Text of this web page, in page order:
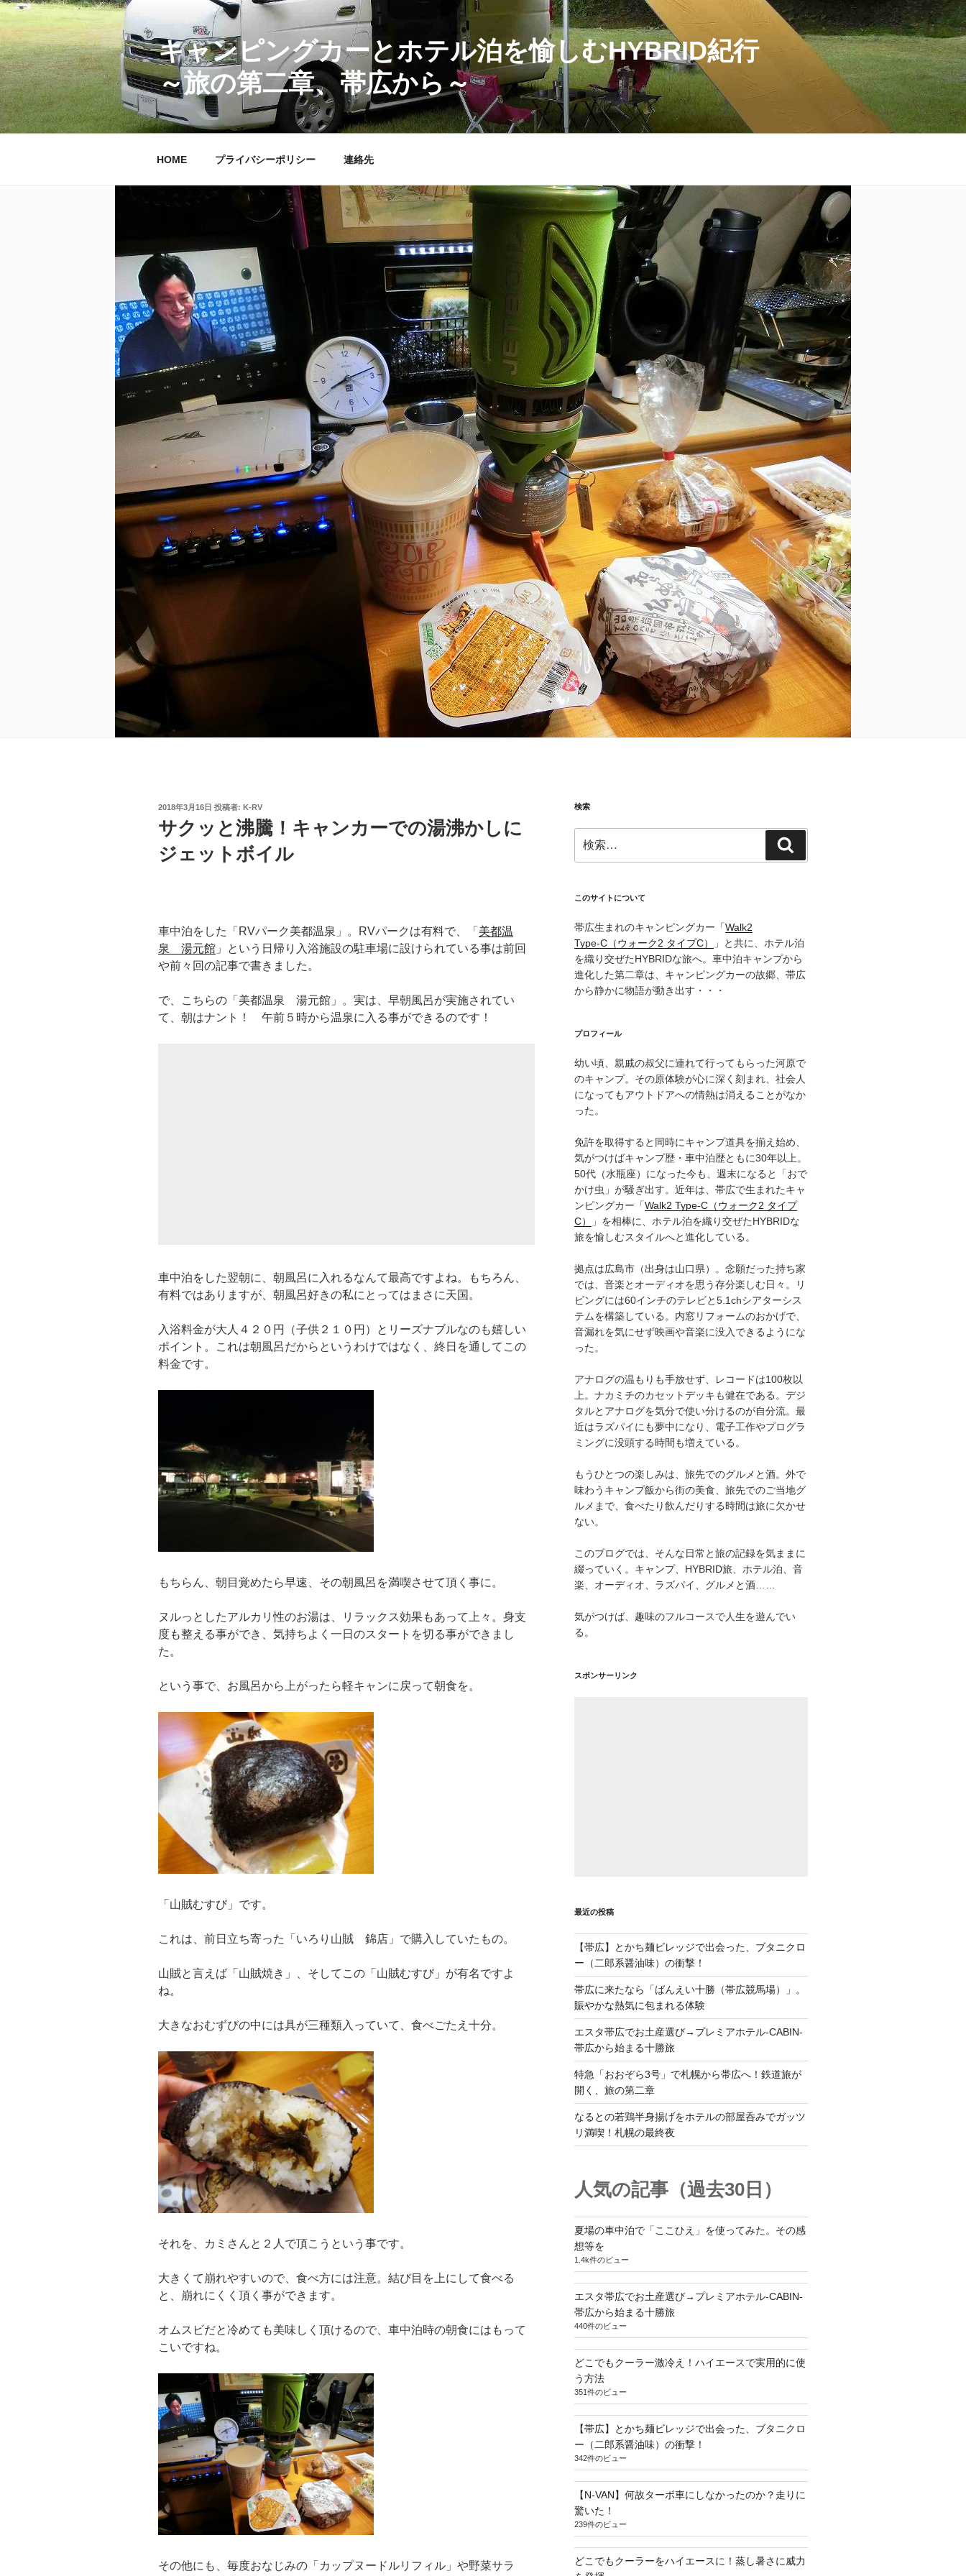
コ
テ
ン
ツ
へ
ス
キ
キャンピングカーとホテル泊を愉しむHYBRID紀行
～旅の第二章、帯広から～
HOME プライバシーポリシー 連絡先
投
日:
2018年3月16日 投稿者: K-RV
サクッと沸騰！キャンカーでの湯沸かしに
ジェットボイル
車中泊をした「RVパーク美都温泉」。RVパークは有料で、「 美都温
泉 湯元館 」という日帰り入浴施設の駐車場に設けられている事は前回
や前々回の記事で書きました。
で、こちらの「美都温泉 湯元館」。実は、早朝風呂が実施されてい
て、朝はナント！ 午前５時から温泉に入る事ができるのです！
車中泊をした翌朝に、朝風呂に入れるなんて最高ですよね。もちろん、
有料ではありますが、朝風呂好きの私にとってはまさに天国。
入浴料金が大人４２０円（子供２１０円）とリーズナブルなのも嬉しい
ポイント。これは朝風呂だからというわけではなく、終日を通してこの
料金です。
もちらん、朝目覚めたら早速、その朝風呂を満喫させて頂く事に。
ヌルっとしたアルカリ性のお湯は、リラックス効果もあって上々。身支
度も整える事ができ、気持ちよく一日のスタートを切る事ができまし
た。
という事で、お風呂から上がったら軽キャンに戻って朝食を。
「山賊むすび」です。
これは、前日立ち寄った「いろり山賊 錦店」で購入していたもの。
山賊と言えば「山賊焼き」、そしてこの「山賊むすび」が有名ですよ
ね。
大きなおむずびの中には具が三種類入っていて、食べごたえ十分。
それを、カミさんと２人で頂こうという事です。
大きくて崩れやすいので、食べ方には注意。結び目を上にして食べる
と、崩れにくく頂く事ができます。
オムスビだと冷めても美味しく頂けるので、車中泊時の朝食にはもって
こいですね。
その他にも、毎度おなじみの「カップヌードルリフィル」や野菜サラ
検索
索:
索
このサイトについて
帯広生まれのキャンピングカー「Walk2
Type‑C（ウォーク2 タイプC）
」と共に、ホテル泊
を織り交ぜたHYBRIDな旅へ。車中泊キャンプから
進化した第二章は、キャンピングカーの故郷、帯広
から静かに物語が動き出す・・・
プロフィール
幼い頃、親戚の叔父に連れて行ってもらった河原で
のキャンプ。その原体験が心に深く刻まれ、社会人
になってもアウトドアへの情熱は消えることがなか
った。
免許を取得すると同時にキャンプ道具を揃え始め、
気がつけばキャンプ歴・車中泊歴ともに30年以上。
50代（水瓶座）になった今も、週末になると「おで
かけ虫」が騒ぎ出す。近年は、帯広で生まれたキャ
ンピングカー「Walk2 Type‑C（ウォーク2 タイプ
C）
」を相棒に、ホテル泊を織り交ぜたHYBRIDな
旅を愉しむスタイルへと進化している。
拠点は広島市（出身は山口県）。念願だった持ち家
では、音楽とオーディオを思う存分楽しむ日々。リ
ビングには60インチのテレビと5.1chシアターシス
テムを構築している。内窓リフォームのおかげで、
音漏れを気にせず映画や音楽に没入できるようにな
った。
アナログの温もりも手放せず、レコードは100枚以
上。ナカミチのカセットデッキも健在である。デジ
タルとアナログを気分で使い分けるのが自分流。最
近はラズパイにも夢中になり、電子工作やプログラ
ミングに没頭する時間も増えている。
もうひとつの楽しみは、旅先でのグルメと酒。外で
味わうキャンプ飯から街の美食、旅先でのご当地グ
ルメまで、食べたり飲んだりする時間は旅に欠かせ
ない。
このブログでは、そんな日常と旅の記録を気ままに
綴っていく。キャンプ、HYBRID旅、ホテル泊、音
楽、オーディオ、ラズパイ、グルメと酒……
気がつけば、趣味のフルコースで人生を遊んでい
る。
スポンサーリンク
最近の投稿
【帯広】とかち麺ビレッジで出会った、ブタニクロ
ー（二郎系醤油味）の衝撃！
帯広に来たなら「ばんえい十勝（帯広競馬場）」。
賑やかな熱気に包まれる体験
エスタ帯広でお土産選び→プレミアホテル-CABIN-
帯広から始まる十勝旅
特急「おおぞら3号」で札幌から帯広へ！鉄道旅が
開く、旅の第二章
なるとの若鶏半身揚げをホテルの部屋呑みでガッツ
リ満喫！札幌の最終夜
人気の記事（過去30日）
夏場の車中泊で「ここひえ」を使ってみた。その感
想等を
1.4k件のビュー
エスタ帯広でお土産選び→プレミアホテル-CABIN-
帯広から始まる十勝旅
440件のビュー
どこでもクーラー激冷え！ハイエースで実用的に使
う方法
351件のビュー
【帯広】とかち麺ビレッジで出会った、ブタニクロ
ー（二郎系醤油味）の衝撃！
342件のビュー
【N-VAN】何故ターボ車にしなかったのか？走りに
驚いた！
239件のビュー
どこでもクーラーをハイエースに！蒸し暑さに威力